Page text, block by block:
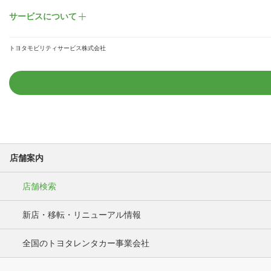
サービスについて
トヨタモビリティサービス株式会社
店舗案内
店舗検索
新店・移転・リニューアル情報
全国のトヨタレンタカー事業会社